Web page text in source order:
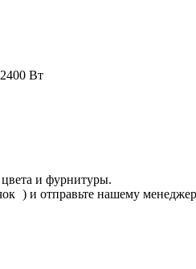
Вт
цвета и фурнитуры.
) и отправьте нашему